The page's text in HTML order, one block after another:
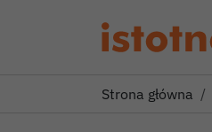
Strona główna